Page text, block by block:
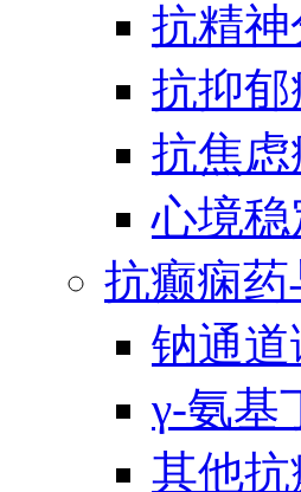
抗精
抗抑郁
抗焦虑
心境稳
抗癫痫
钠通
γ-氨基
其他